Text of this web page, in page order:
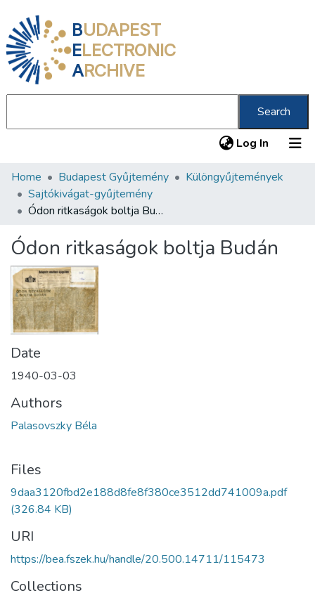
BUDAPEST
ELECTRONIC
ARCHIVE
Search
Log In (current)
Communities & Collections
All of DSpace
Statistics
About us
Home Budapest Gyűjtemény
Különgyűjtemények
Sajtókivágat-gyűjtemény
Ódon ritkaságok boltja Budán
Ódon ritkaságok boltja Budán
Date
1940-03-03
Authors
Palasovszky Béla
Files
9daa3120fbd2e188d8fe8f380ce3512dd741009a.pdf
(326.84 KB)
URI
https://bea.fszek.hu/handle/20.500.14711/115473
Collections